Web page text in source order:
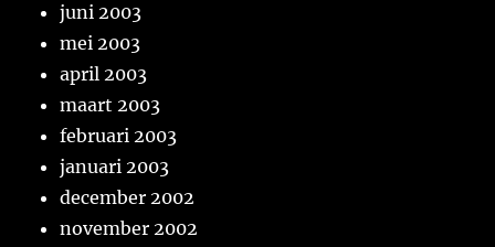
juni 2003
mei 2003
april 2003
maart 2003
februari 2003
januari 2003
december 2002
november 2002